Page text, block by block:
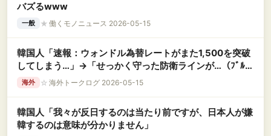
バズるwww
一般 ★ 働くモノニュース 2026-05-15
韓国人「速報：ウォンドル為替レートがまた1,500を突破
してしまう…」→「せっかく守った防衛ラインが…（ﾌﾞﾙ
ﾌﾞﾙ」＝韓国の反応
海外 ☆ 海外トークログ 2026-05-15
韓国人「我々が反日するのは当たり前ですが、日本人が嫌
韓するのは意味が分かりません」